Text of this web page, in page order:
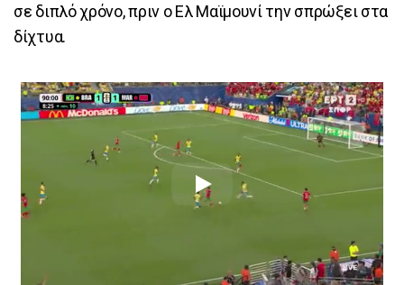
σε διπλό χρόνο, πριν ο Ελ Μαϊμουνί την σπρώξει στα
δίχτυα.